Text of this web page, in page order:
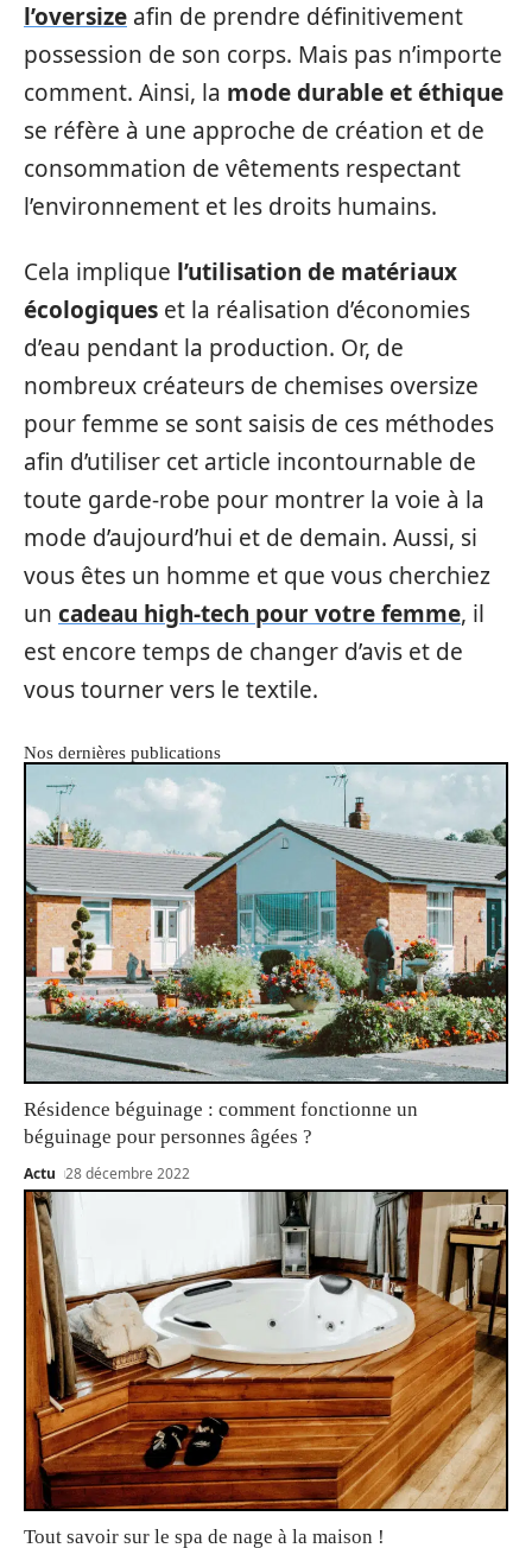
l’oversize afin de prendre définitivement
possession de son corps. Mais pas n’importe
comment. Ainsi, la mode durable et éthique
se réfère à une approche de création et de
consommation de vêtements respectant
l’environnement et les droits humains.
Cela implique l’utilisation de matériaux
écologiques et la réalisation d’économies
d’eau pendant la production. Or, de
nombreux créateurs de chemises oversize
pour femme se sont saisis de ces méthodes
afin d’utiliser cet article incontournable de
toute garde-robe pour montrer la voie à la
mode d’aujourd’hui et de demain. Aussi, si
vous êtes un homme et que vous cherchiez
un cadeau high-tech pour votre femme, il
est encore temps de changer d’avis et de
vous tourner vers le textile.
Nos dernières publications
Résidence béguinage : comment fonctionne un
béguinage pour personnes âgées ?
Actu 28 décembre 2022
Tout savoir sur le spa de nage à la maison !